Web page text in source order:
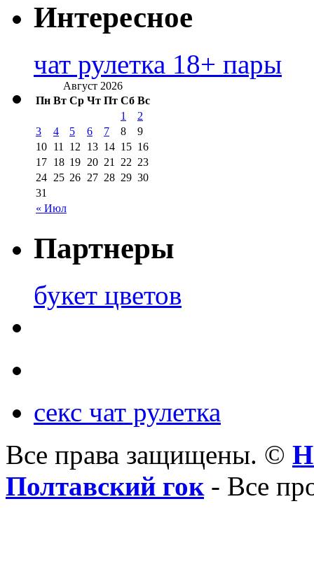
Интересное
чат рулетка 18+ пары
Август 2026
Пн Вт Ср Чт Пт Сб Вс
« Июл
1
2
3
4 5 6 7 8
9
10 11 12 13 14 15 16
17 18 19 20 21 22 23
24 25 26 27 28 29 30
31
Партнеры
букет цветов
секс чат рулетка
Все права защищены. ©
Полтавский гок- Все